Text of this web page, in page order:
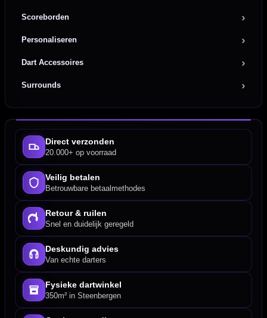
Scoreborden
Personaliseren
Dart Accessoires
Surrounds
Direct verzonden
20.000+ op voorraad
Veilig betalen
Betrouwbare betaalmethodes
Retour & ruilen
Snel en duidelijk geregeld
Deskundig advies
Van echte darters
Fysieke dartwinkel
350m² in Steenbergen